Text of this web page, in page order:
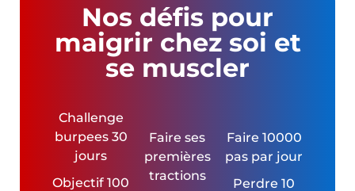
Nos défis pour
maigrir chez soi et
se muscler
Challenge
burpees 30
jours
Objectif 100
Faire ses
premières
tractions
Faire 10000
pas par jour
Perdre 10